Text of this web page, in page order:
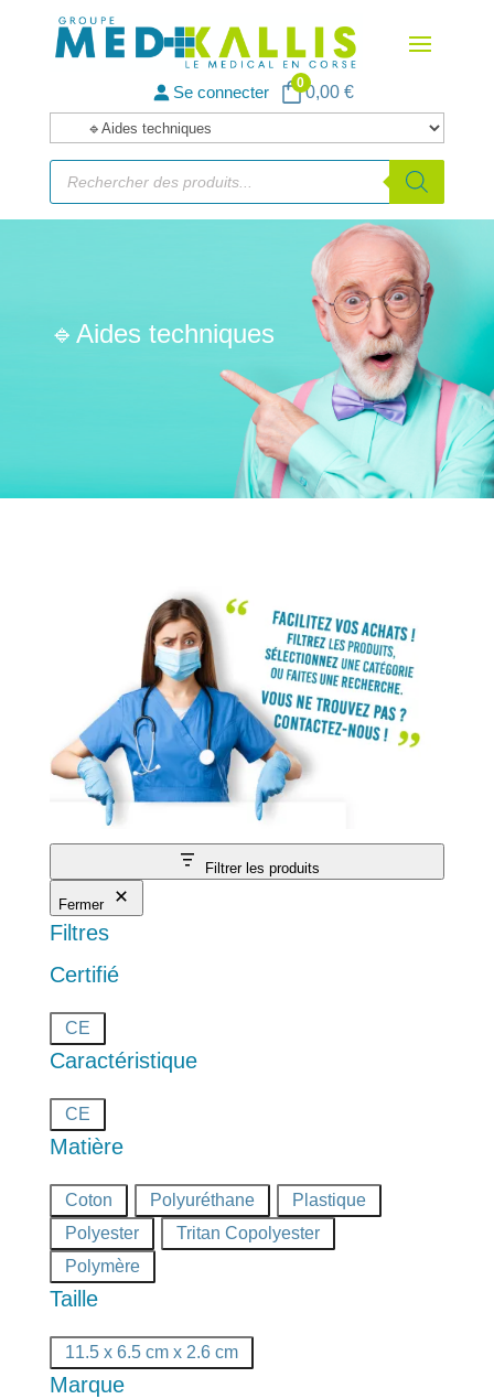
Se connecter 00,00 €
Catégories
de
produits
Recherche
produits
🔹Aides techniques
Filtrer les produits
Fermer
Filtres
Certifié
Certifié
CE
Caractéristique
Certifié
CE
Matière
Matière
/
Composition
Coton Polyuréthane
Plastique
Polyester
Tritan Copolyester
Polymère
Taille
Taille
11.5 x 6.5 cm x 2.6 cm
Marque